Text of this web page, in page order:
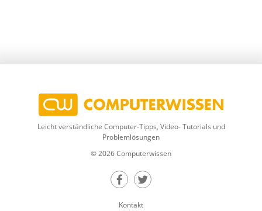
Leicht verständliche Computer-Tipps, Video- Tutorials und
Problemlösungen
© 2026 Computerwissen
Teilen auf Facebook
Teilen auf Twitter
Kontakt